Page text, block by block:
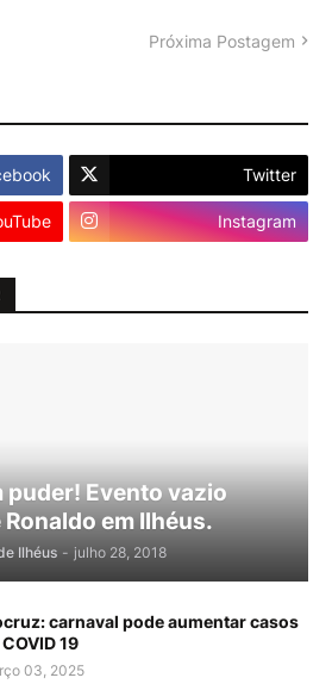
Próxima Postagem
Twitter
Instagram
puder! Evento vazio
em Ilhéus.
Ilhéus - julho 28, 2018
carnaval pode aumentar casos
19
03, 2025